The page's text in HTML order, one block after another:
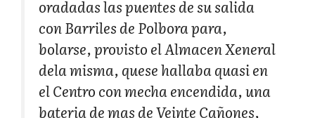
oradadas las puentes de su salida
con Barriles de Polbora para,
bolarse, provisto el Almacen Xeneral
dela misma, quese hallaba quasi en
el Centro con mecha encendida, una
bateria de mas de Veinte Cañones,